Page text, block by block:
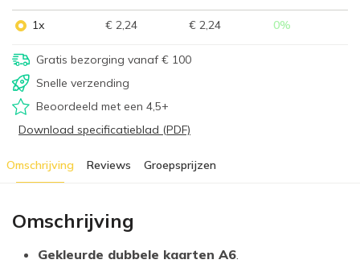
1x € 2,24 € 2,24 0%
Gratis bezorging vanaf € 100
Snelle verzending
Beoordeeld met een 4,5+
Download specificatieblad (PDF)
Omschrijving Reviews Groepsprijzen
Omschrijving
Gekleurde dubbele kaarten A6.